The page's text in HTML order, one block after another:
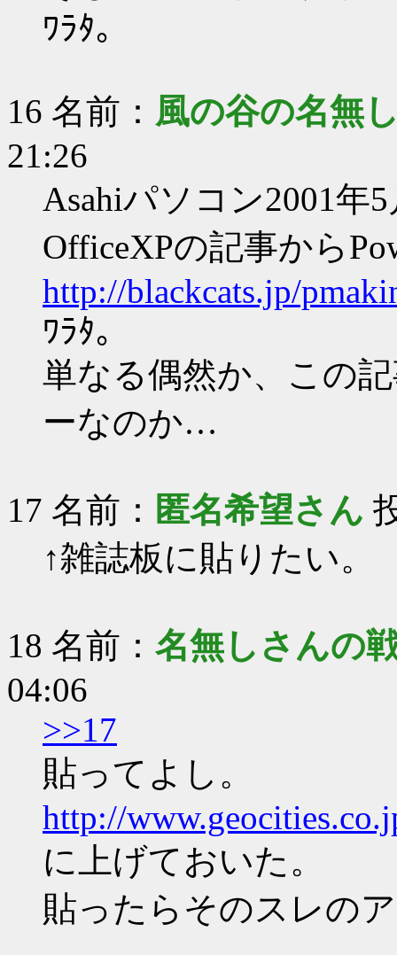
ﾜﾗﾀ。
16 名前： 風の谷の名無
21:26
Asahiパソコン2001年
OfficeXPの記事から
http://blackcats.jp/
ﾜﾗﾀ。
単なる偶然か、この
ーなのか…
17 名前： 匿名希望さん
↑雑誌板に貼りたい。
18 名前： 名無しさんの
04:06
>>17
貼ってよし。
http://
に上げておいた。
貼ったらそのスレの